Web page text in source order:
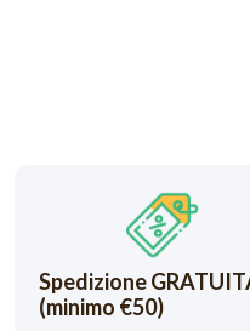
Spedizione
(minimo €50)